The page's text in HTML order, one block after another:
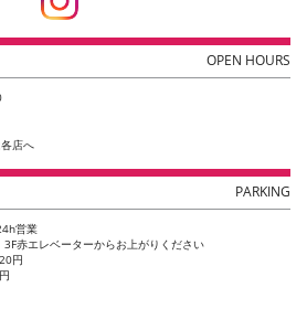
OPEN HOURS
店へ
PARKING
営業
赤エレベーターからお上がりください
円